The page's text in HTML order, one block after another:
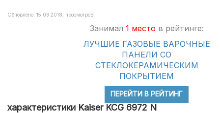
Обновлено: 15.03.2018, просмотров:
Занимал 1 место в рейтинге:
ЛУЧШИЕ ГАЗОВЫЕ ВАРОЧНЫЕ
ПАНЕЛИ СО
СТЕКЛОКЕРАМИЧЕСКИМ
ПОКРЫТИЕМ
ПЕРЕЙТИ В РЕЙТИНГ
характеристики Kaiser KCG 6972 N